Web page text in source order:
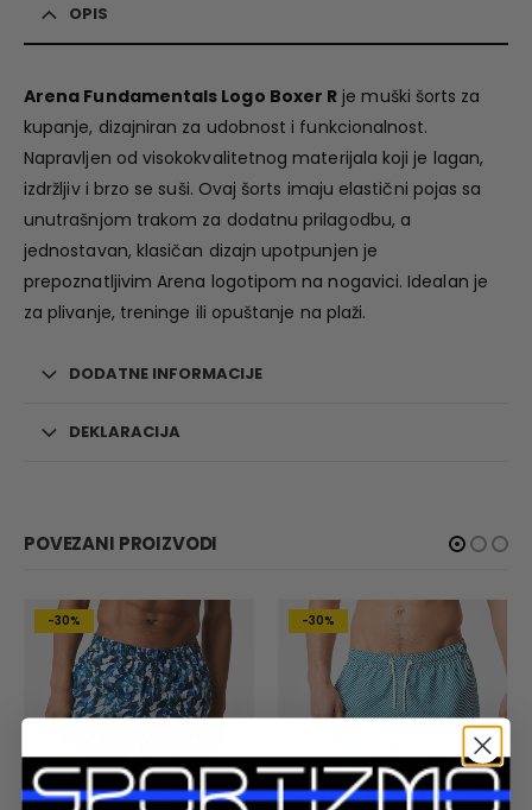
OPIS
Arena Fundamentals Logo Boxer R je muški šorts za
kupanje, dizajniran za udobnost i funkcionalnost.
Napravljen od visokokvalitetnog materijala koji je lagan,
izdržljiv i brzo se suši. Ovaj šorts imaju elastični pojas sa
unutrašnjom trakom za dodatnu prilagodbu, a
jednostavan, klasičan dizajn upotpunjen je
prepoznatljivim Arena logotipom na nogavici. Idealan je
za plivanje, treninge ili opuštanje na plaži.
DODATNE INFORMACIJE
DEKLARACIJA
POVEZANI PROIZVODI
-30% -30%